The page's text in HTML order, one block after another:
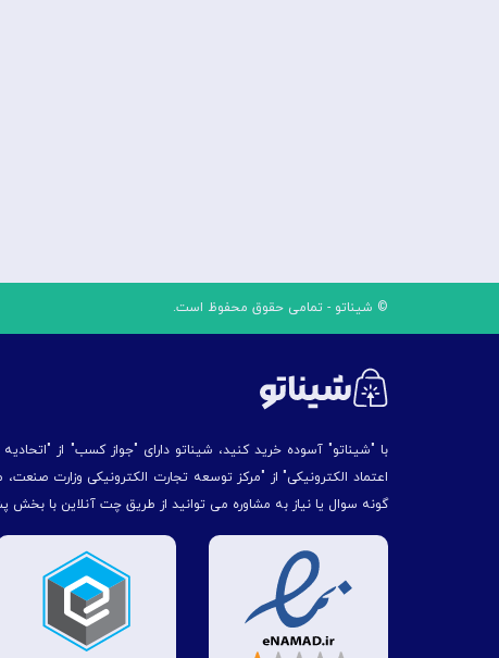
© شیناتو - تمامی حقوق محفوظ است.
با "شیناتو" آسوده خرید کنید، شیناتو دارای "جواز کسب" از
اعتماد الکترونیکی" از "مركز توسعه تجارت الكترونیكی وزارت
گونه سوال یا نیاز به مشاوره می توانید از طریق چت آنلاین با